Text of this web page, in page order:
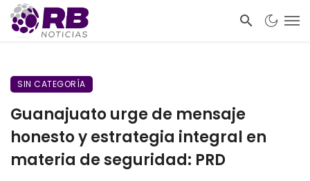
SIN CATEGORÍA
Guanajuato urge de mensaje
honesto y estrategia integral en
materia de seguridad: PRD